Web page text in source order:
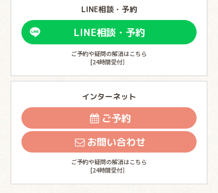
LINE相談・予約
LINE相談・予約
ご予約や疑問の解消はこちら
[24時間受付］
インターネット
ご予約
お問い合わせ
ご予約や疑問の解消はこちら
[24時間受付］